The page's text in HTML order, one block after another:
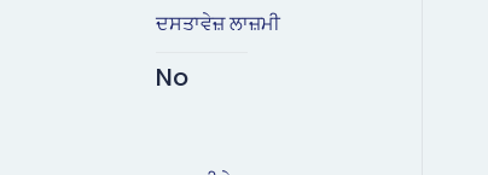
ਦਸਤਾਵੇਜ਼ ਲਾਜ਼ਮੀ
No